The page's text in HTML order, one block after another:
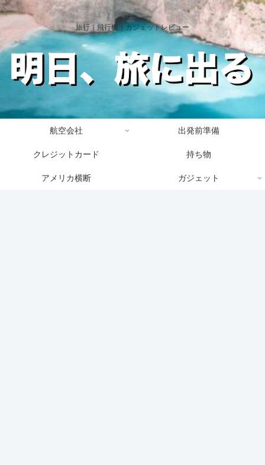
旅行｜飛行機｜ガジェットレビュー
航空会社 出発前準備
クレジットカード 持ち物
アメリカ横断 ガジェット